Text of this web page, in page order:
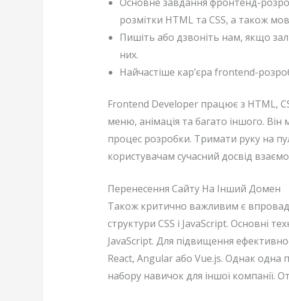
розмітки HTML та CSS, а також
Пишіть або дзвоніть нам, якщо
них.
Найчастіше кар’єра frontend-
Frontend Developer працює з HTML,
меню, анімація та багато іншого.
процес розробки. Тримати руку на
користувачам сучасний досвід
Перенесення Сайту На Інший Домен
Також критично важливим є
структури CSS і JavaScript. Основні
JavaScript. Для підвищення
React, Angular або Vue.js. Однак одна
набору навичок для іншої компанії.